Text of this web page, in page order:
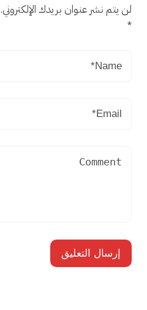
لن يتم نشر عنوان بريدك الإلكتروني.
*